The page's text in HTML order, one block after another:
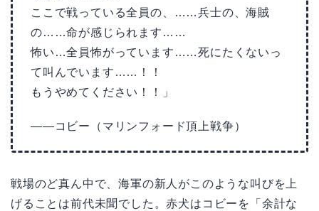
ここで戦っている全員の、……兵士の、海賊
の……命が感じられます……
怖い…全員怖がっています……死にたくないっ
て叫んでいます……！！
もうやめてください！！」
——コビー（マリンフォード頂上戦争）
戦場のど真ん中で、海軍の新人がこのような叫びを上
げることは前代未聞でした。赤犬はコビーを「余計な